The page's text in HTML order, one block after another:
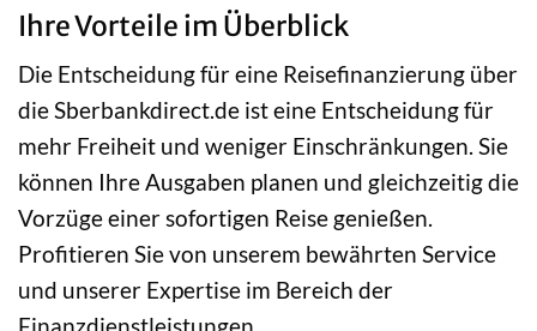
Ihre Vorteile im Überblick
Die Entscheidung für eine Reisefinanzierung über
die Sberbankdirect.de ist eine Entscheidung für
mehr Freiheit und weniger Einschränkungen. Sie
können Ihre Ausgaben planen und gleichzeitig die
Vorzüge einer sofortigen Reise genießen.
Profitieren Sie von unserem bewährten Service
und unserer Expertise im Bereich der